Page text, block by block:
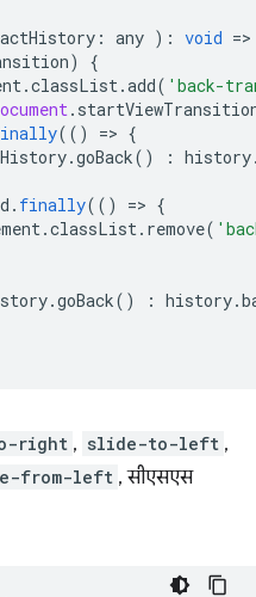
: any ) : void =>
)
{
.classList .add( 'back-
.
(() => {
.goBack() : history
. finally(() => {
.classList . remove(
.goBack() : history.
right , slide-to-left ,
from-left , सीएसएस